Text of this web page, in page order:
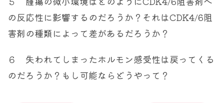
の反応性に影響するのだろうか？それはCDK4/6阻
害剤の種類によって差があるだろうか？
６ 失われてしまったホルモン感受性は戻ってくる
のだろうか？もし可能ならどうやって？